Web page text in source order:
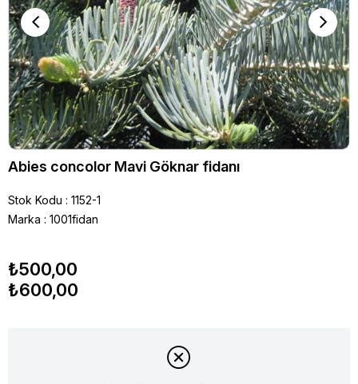
Abies concolor Mavi Göknar fidanı
Stok Kodu
1152-1
Marka : 1001fidan
₺500,00
₺600,00